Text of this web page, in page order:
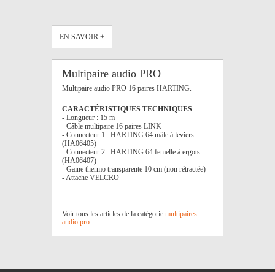
EN SAVOIR +
Multipaire audio PRO
Multipaire audio PRO 16 paires HARTING.
CARACTÉRISTIQUES TECHNIQUES
- Longueur : 15 m
- Câble multipaire 16 paires LINK
- Connecteur 1 : HARTING 64 mâle à leviers
(HA06405)
- Connecteur 2 : HARTING 64 femelle à ergots
(HA06407)
- Gaine thermo transparente 10 cm (non rétractée)
- Attache VELCRO
Voir tous les articles de la catégorie multipaires
audio pro